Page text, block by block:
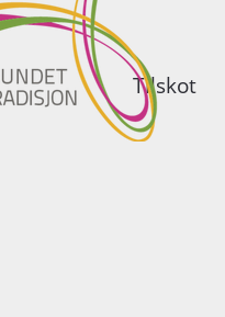
Tilskot